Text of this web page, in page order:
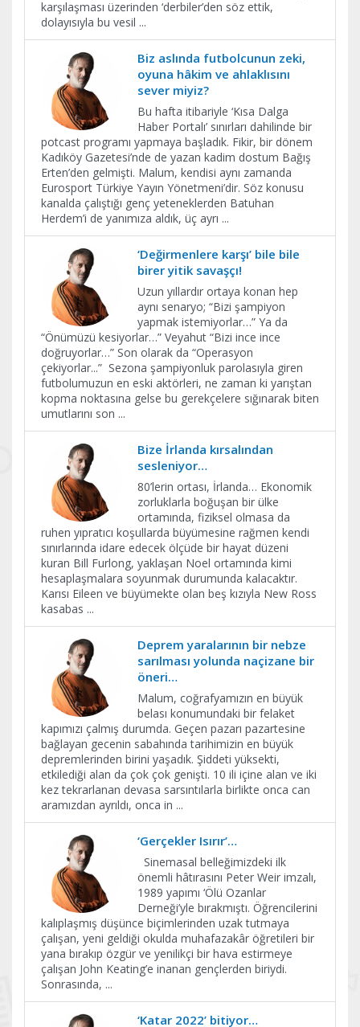
karşılaşması üzerinden ‘derbiler’den söz ettik,
dolayısıyla bu vesil ...
Biz aslında futbolcunun zeki,
oyuna hâkim ve ahlaklısını
sever miyiz?
Bu hafta itibariyle ‘Kısa Dalga
Haber Portalı’ sınırları dahilinde bir
potcast programı yapmaya başladık. Fikir, bir dönem
Kadıköy Gazetesi’nde de yazan kadim dostum Bağış
Erten’den gelmişti. Malum, kendisi aynı zamanda
Eurosport Türkiye Yayın Yönetmeni’dir. Söz konusu
kanalda çalıştığı genç yeteneklerden Batuhan
Herdem’i de yanımıza aldık, üç ayrı ...
‘Değirmenlere karşı’ bile bile
birer yitik savaşçı!
Uzun yıllardır ortaya konan hep
aynı senaryo; “Bizi şampiyon
yapmak istemiyorlar…” Ya da
“Önümüzü kesiyorlar…” Veyahut “Bizi ince ince
doğruyorlar…” Son olarak da “Operasyon
çekiyorlar...” Sezona şampiyonluk parolasıyla giren
futbolumuzun en eski aktörleri, ne zaman ki yarıştan
kopma noktasına gelse bu gerekçelere sığınarak biten
umutlarını son ...
Bize İrlanda kırsalından
sesleniyor…
80’lerin ortası, İrlanda… Ekonomik
zorluklarla boğuşan bir ülke
ortamında, fiziksel olmasa da
ruhen yıpratıcı koşullarda büyümesine rağmen kendi
sınırlarında idare edecek ölçüde bir hayat düzeni
kuran Bill Furlong, yaklaşan Noel ortamında kimi
hesaplaşmalara soyunmak durumunda kalacaktır.
Karısı Eileen ve büyümekte olan beş kızıyla New Ross
kasabas ...
Deprem yaralarının bir nebze
sarılması yolunda naçizane bir
öneri…
Malum, coğrafyamızın en büyük
belası konumundaki bir felaket
kapımızı çalmış durumda. Geçen pazarı pazartesine
bağlayan gecenin sabahında tarihimizin en büyük
depremlerinden birini yaşadık. Şiddeti yüksekti,
etkilediği alan da çok çok genişti. 10 ili içine alan ve iki
kez tekrarlanan devasa sarsıntılarla birlikte onca can
aramızdan ayrıldı, onca in ...
‘Gerçekler Isırır’…
Sinemasal belleğimizdeki ilk
önemli hâtırasını Peter Weir imzalı,
1989 yapımı ‘Ölü Ozanlar
Derneği’yle bırakmıştı. Öğrencilerini
kalıplaşmış düşünce biçimlerinden uzak tutmaya
çalışan, yeni geldiği okulda muhafazakâr öğretileri bir
yana bırakıp özgür ve yenilikçi bir hava estirmeye
çalışan John Keating’e inanan gençlerden biriydi.
Sonrasında, ...
‘Katar 2022’ bitiyor…